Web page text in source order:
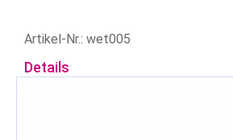
Artikel-Nr.: wet005
Details